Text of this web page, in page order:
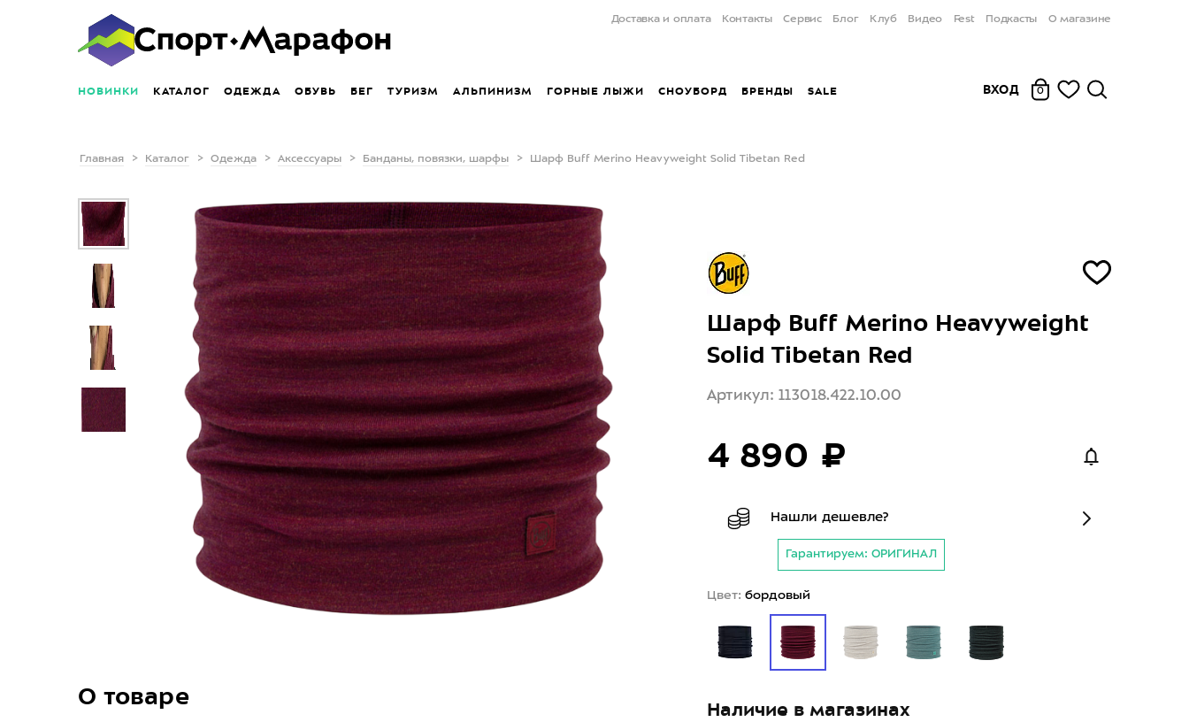
Доставка и оплата Контакты Сервис Блог Клуб Видео Fest Подкасты О магазине
НОВИНКИ КАТАЛОГ ОДЕЖДА ОБУВЬ БЕГ ТУРИЗМ АЛЬПИНИЗМ ГОРНЫЕ ЛЫЖИ СНОУБОРД БРЕНДЫ SALE ВХОД 0
Главная Каталог Одежда Аксессуары Банданы, повязки, шарфы Шарф Buff Merino Heavyweight Solid Tibetan Red
О товаре
Шарф Buff Merino Heavyweight
Solid Tibetan Red
Артикул: 113018.422.10.00
4 890 ₽
Нашли дешевле?
Гарантируем: ОРИГИНАЛ
Цвет: бордовый
Наличие в магазинах